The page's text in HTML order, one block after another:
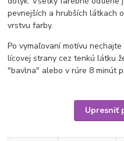
pevnejších a hrubších látkach
vrstvu farby.
Po vymaľovaní motívu
lícovej strany cez tenkú látku
"bavlna" alebo v rúre 8 minút
Upresniť